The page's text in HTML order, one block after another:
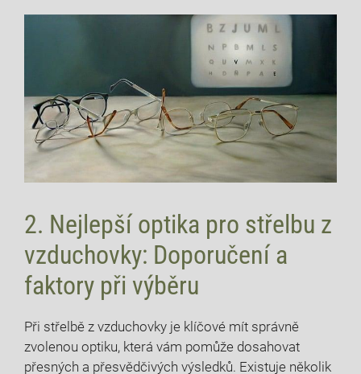
2. Nejlepší optika pro střelbu z
vzduchovky: Doporučení a
faktory při výběru
Při střelbě z vzduchovky je klíčové mít správně
zvolenou optiku, která vám pomůže dosahovat
přesných a přesvědčivých výsledků. Existuje několik